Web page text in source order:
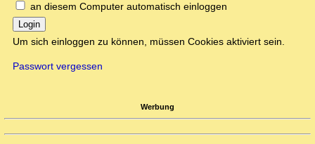
an diesem Computer automatisch einloggen
Login
Um sich einloggen zu können, müssen Cookies aktiviert sein.
Passwort vergessen
Werbung